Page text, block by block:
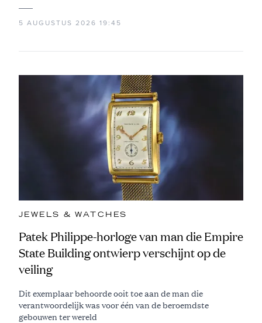
5 AUGUSTUS 2026 19:45
JEWELS & WATCHES
Patek Philippe-horloge van man die Empire
State Building ontwierp verschijnt op de
veiling
Dit exemplaar behoorde ooit toe aan de man die
verantwoordelijk was voor één van de beroemdste
gebouwen ter wereld